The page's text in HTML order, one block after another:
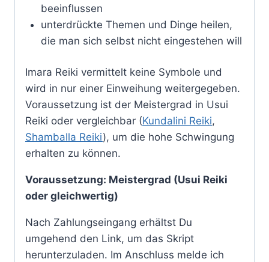
beeinflussen
unterdrückte Themen und Dinge heilen,
die man sich selbst nicht eingestehen will
Imara Reiki vermittelt keine Symbole und
wird in nur einer Einweihung weitergegeben.
Voraussetzung ist der Meistergrad in Usui
Reiki oder vergleichbar (Kundalini Reiki,
Shamballa Reiki), um die hohe Schwingung
erhalten zu können.
Voraussetzung: Meistergrad (Usui Reiki
oder gleichwertig)
Nach Zahlungseingang erhältst Du
umgehend den Link, um das Skript
herunterzuladen. Im Anschluss melde ich